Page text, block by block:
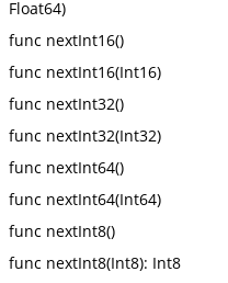
Float64)
func nextInt16()
func nextInt16(Int16)
func nextInt32()
func nextInt32(Int32)
func nextInt64()
func nextInt64(Int64)
func nextInt8()
func nextInt8(Int8): Int8